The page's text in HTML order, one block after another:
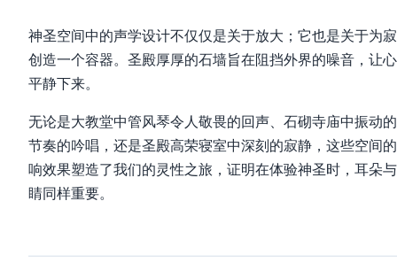
神圣空间中的声学设计不仅仅是关于放大；它也是关于为
创造一个容器。圣殿厚厚的石墙旨在阻挡外界的噪音，让
平静下来。
无论是大教堂中管风琴令人敬畏的回声、石砌寺庙中振动
节奏的吟唱，还是圣殿高荣寝室中深刻的寂静，这些空间
响效果塑造了我们的灵性之旅，证明在体验神圣时，耳朵
睛同样重要。